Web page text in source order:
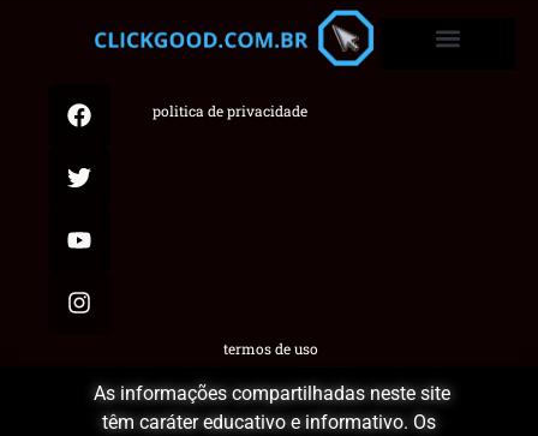
termos de uso
politica de privacidade
As informações compartilhadas neste site
têm caráter educativo e informativo. Os